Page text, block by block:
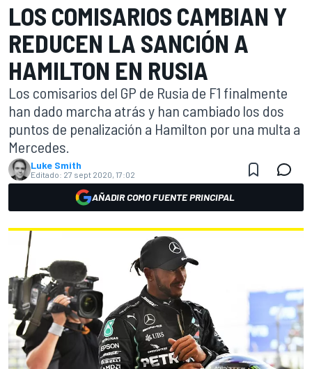
LOS COMISARIOS CAMBIAN Y
REDUCEN LA SANCIÓN A
HAMILTON EN RUSIA
Los comisarios del GP de Rusia de F1 finalmente
han dado marcha atrás y han cambiado los dos
puntos de penalización a Hamilton por una multa a
Mercedes.
Luke Smith
Editado: 27 sept 2020, 17:02
AÑADIR COMO FUENTE PRINCIPAL